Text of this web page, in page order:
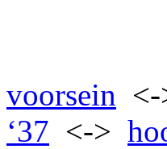
voorsein <-
‘37 <->